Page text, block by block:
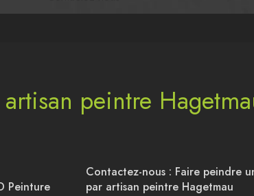
peintre
Peinture
Contactez-nous : Faire peindre
par artisan peintre Hagetmau